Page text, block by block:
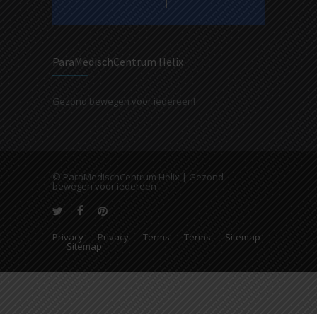
ParaMedischCentrum Helix
Gezond bewegen voor iedereen!
© ParaMedischCentrum Helix | Gezond
bewegen voor iedereen
Privacy Privacy Terms Terms Sitemap
Sitemap